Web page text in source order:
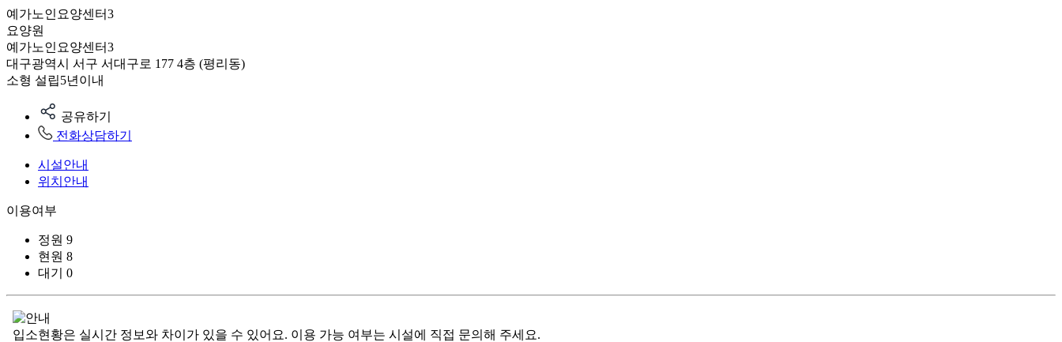
예가노인요양센터3
요양원
예가노인요양센터3
대구광역시 서구 서대구로 177 4층 (평리동)
소형 설립5년이내
공유하기
전화상담하기
시설안내
위치안내
이용여부
정원 9
현원 8
대기
0
입소현황은 실시간 정보와 차이가 있을 수 있어요. 이용 가능 여부는 시설에 직접 문의해 주세요.